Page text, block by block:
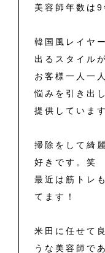
美容師年数は9
韓国風レイヤ
出るスタイル
お客様一人一
悩みを引き出
提供しています
掃除をして綺
好きです。笑
最近は筋トレ
てます！
米田に任せて
うな美容師で